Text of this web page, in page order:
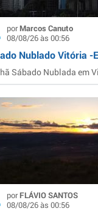
porMarcos Canuto
08/08/26 às 00:56
Nublado Vitória -
Sábado Nublada em
porFLÁVIO SANTOS
08/08/26 às 00:56